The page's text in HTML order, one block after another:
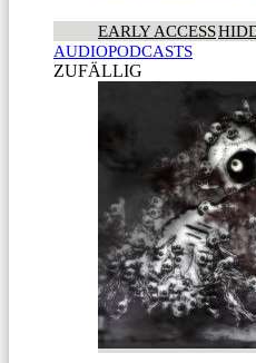
EARLY ACCESS
AUDIOPODCASTS
ZUFÄLLIG